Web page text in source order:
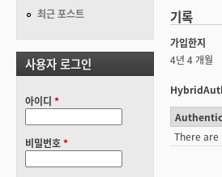
기록
가입한지
4년 4 개월
There
최근 포스트
사용자 로그인
아이디 *
비밀번호*